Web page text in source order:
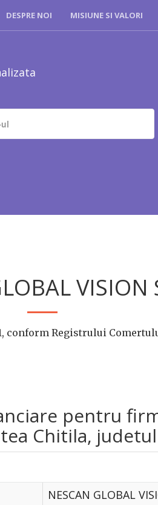
DESPRE NOI MISIUNE SI VALORI
VISION
conform Registrului
pentru
Chitila,
NESCAN GLOBAL